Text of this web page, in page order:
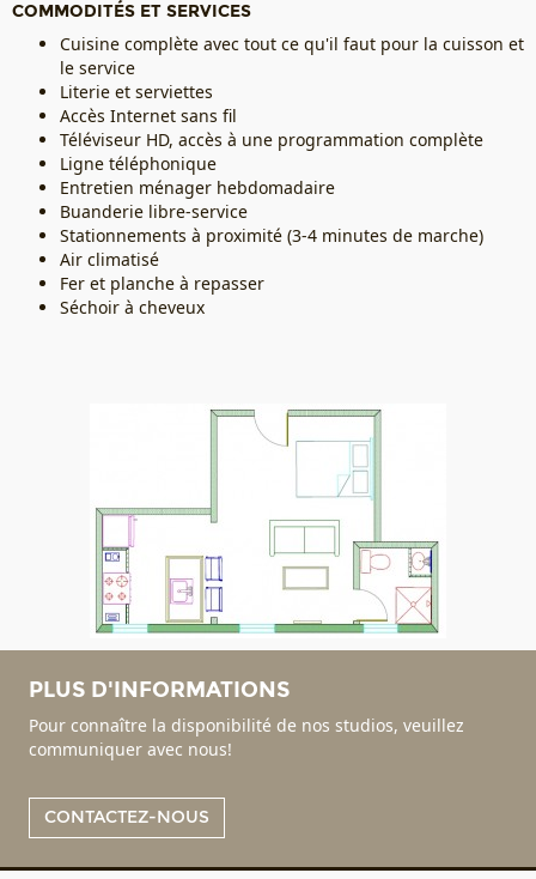
COMMODITÉS ET SERVICES
Cuisine complète avec tout ce qu'il faut pour la cuisson et
le service
Literie et serviettes
Accès Internet sans fil
Téléviseur HD, accès à une programmation complète
Ligne téléphonique
Entretien ménager hebdomadaire
Buanderie libre-service
Stationnements à proximité (3-4 minutes de marche)
Air climatisé
Fer et planche à repasser
Séchoir à cheveux
PLUS D'INFORMATIONS
Pour connaître la disponibilité de nos studios, veuillez
communiquer avec nous!
CONTACTEZ-NOUS